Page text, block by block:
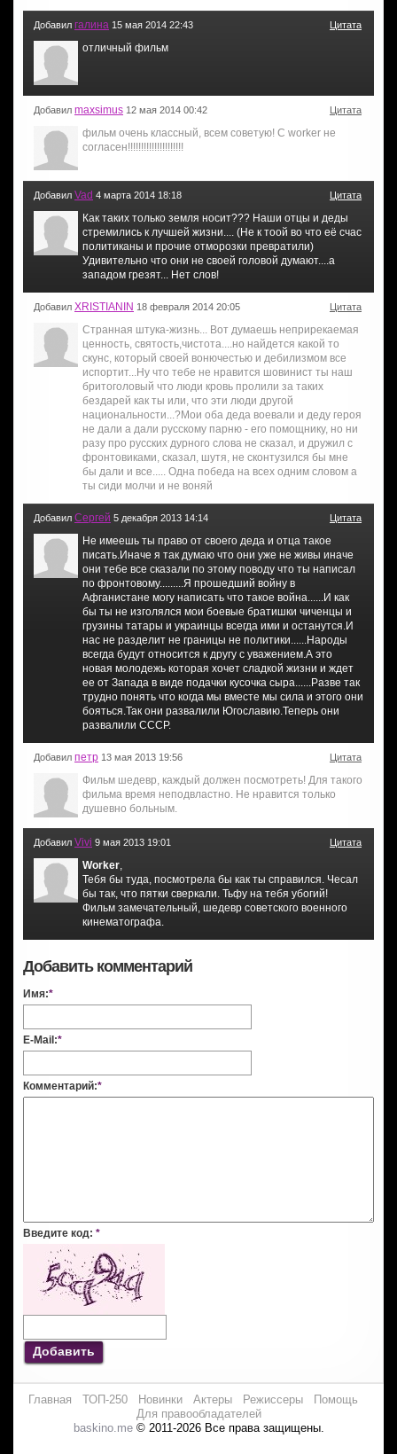
Добавил галина 15 мая 2014 22:43 Цитата
отличный фильм
Добавил maxsimus 12 мая 2014 00:42 Цитата
фильм очень классный, всем советую! С worker не
согласен!!!!!!!!!!!!!!!!!!!!!
Добавил Vad 4 марта 2014 18:18 Цитата
Как таких только земля носит??? Наши отцы и деды
стремились к лучшей жизни.... (Не к тоой во что её счас
политиканы и прочие отморозки превратили)
Удивительно что они не своей головой думают....а
западом грезят... Нет слов!
Добавил XRISTIANIN 18 февраля 2014 20:05 Цитата
Странная штука-жизнь... Вот думаешь неприрекаемая
ценность, святость,чистота....но найдется какой то
скунс, который своей вонючестью и дебилизмом все
испортит...Ну что тебе не нравится шовинист ты наш
бритоголовый что люди кровь пролили за таких
бездарей как ты или, что эти люди другой
национальности...?Мои оба деда воевали и деду героя
не дали а дали русскому парню - его помощнику, но ни
разу про русских дурного слова не сказал, и дружил с
фронтовиками, сказал, шутя, не сконтузился бы мне
бы дали и все..... Одна победа на всех одним словом а
ты сиди молчи и не воняй
Добавил Сергей 5 декабря 2013 14:14 Цитата
Не имеешь ты право от своего деда и отца такое
писать.Иначе я так думаю что они уже не живы иначе
они тебе все сказали по этому поводу что ты написал
по фронтовому.........Я прошедший войну в
Афганистане могу написать что такое война......И как
бы ты не изголялся мои боевые братишки чиченцы и
грузины татары и украинцы всегда ими и останутся.И
нас не разделит не границы не политики......Народы
всегда будут относится к другу с уважением.А это
новая молодежь которая хочет сладкой жизни и ждет
ее от Запада в виде подачки кусочка сыра......Разве так
трудно понять что когда мы вместе мы сила и этого они
бояться.Так они развалили Югославию.Теперь они
развалили СССР.
Добавил петр 13 мая 2013 19:56 Цитата
Фильм шедевр, каждый должен посмотреть! Для такого
фильма время неподвластно. Не нравится только
душевно больным.
Добавил Vivi 9 мая 2013 19:01 Цитата
Worker,
Тебя бы туда, посмотрела бы как ты справился. Чесал
бы так, что пятки сверкали. Тьфу на тебя убогий!
Фильм замечательный, шедевр советского военного
кинематографа.
Добавить комментарий
Имя:*
E-Mail:*
Комментарий:*
Введите код: *
Добавить
Главная ТОП-250 Новинки Актеры Режиссеры
Помощь
Для правообладателей
baskino.me© 2011-2026 Все права защищены.